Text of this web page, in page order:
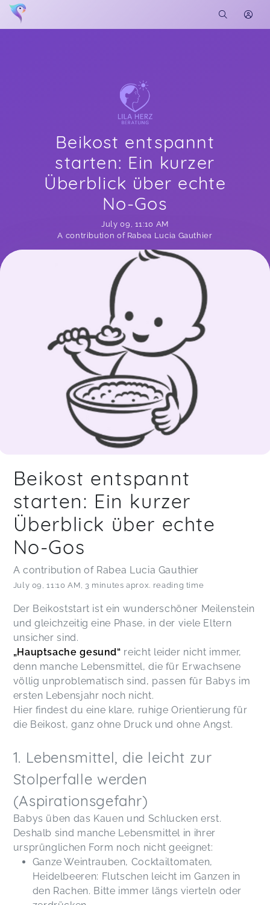
Beikost entspannt
starten: Ein kurzer
Überblick über echte
No-Gos
July 09 , 11:10 AM
A contribution of Rabea Lucia Gauthier
Soon you will learn more about me here...
Beikost entspannt
starten: Ein kurzer
Überblick über echte
No-Gos
A contribution of Rabea Lucia Gauthier
July 09 ,11:10 AM 3 minutes aprox. reading time
Der Beikoststart ist ein wunderschöner Meilenstein
und gleichzeitig eine Phase, in der viele Eltern
unsicher sind.
„Hauptsache gesund“ reicht leider nicht immer,
denn manche Lebensmittel, die für Erwachsene
völlig unproblematisch sind, passen für Babys im
ersten Lebensjahr noch nicht.
Hier findest du eine klare, ruhige Orientierung für
die Beikost, ganz ohne Druck und ohne Angst.
1. Lebensmittel, die leicht zur
Stolperfalle werden
(Aspirationsgefahr)
Babys üben das Kauen und Schlucken erst.
Deshalb sind manche Lebensmittel in ihrer
ursprünglichen Form noch nicht geeignet:
Ganze Weintrauben, Cocktailtomaten,
Heidelbeeren: Flutschen leicht im Ganzen in
den Rachen. Bitte immer längs vierteln oder